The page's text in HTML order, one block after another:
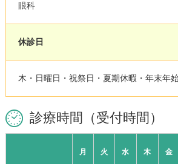
眼科
休診日
木・日曜日・祝祭日・夏期休暇・年末年
診療時間（受付時間）
月 火 水 木 金